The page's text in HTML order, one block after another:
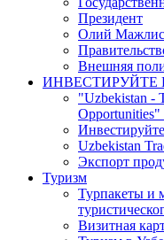
Президент
Олий Мажлис
Внешняя
ИНВЕСТИРУЙТЕ
"Uzbekistan -
Opportunities"
Uzbekistan
Экспорт
Туризм
Турпакеты и
Визитная